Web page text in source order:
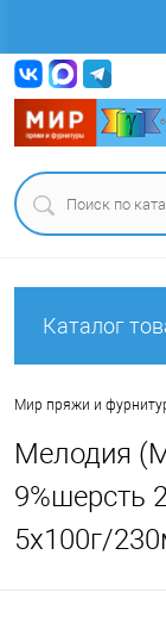
Каталог
Мир пряжи и
Мелодия
9%шерсть
5х100г/